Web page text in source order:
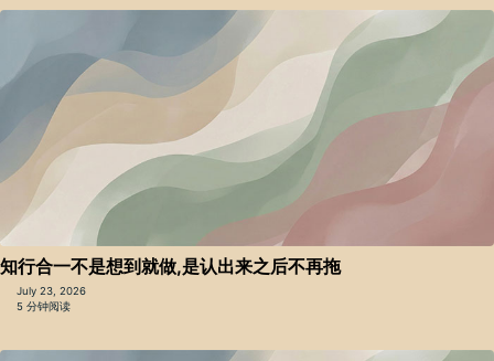
知行合一不是想到就做,是认出来之后不再拖
July 23, 2026
5 分钟阅读